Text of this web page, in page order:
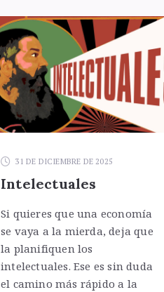
31 DE DICIEMBRE DE 2025
Intelectuales
Si quieres que una economía
se vaya a la mierda, deja que
la planifiquen los
intelectuales. Ese es sin duda
el camino más rápido a la